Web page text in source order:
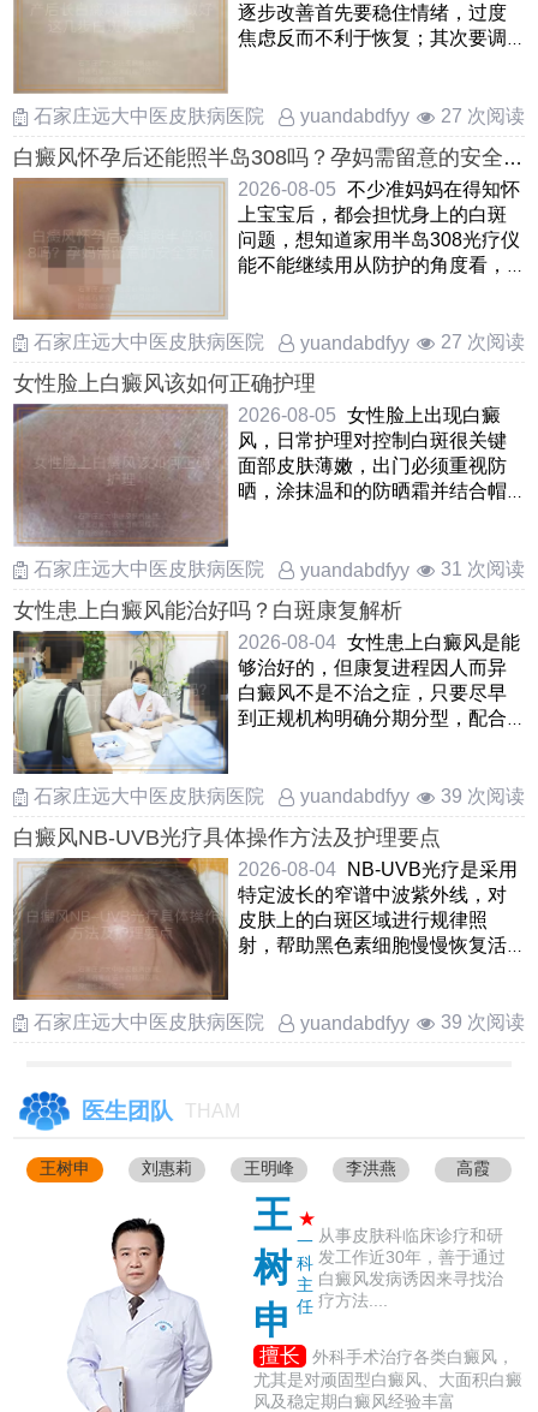
逐步改善首先要稳住情绪，过度
焦虑反而不利于恢复；其次要调
石家庄远大中医皮肤病医院
yuandabdfyy 27 次阅读
白癜风怀孕后还能照半岛308吗？孕妈需留意的安全
要点
2026-08-05 不少准妈妈在得知怀
上宝宝后，都会担忧身上的白斑
问题，想知道家用半岛308光疗仪
能不能继续用从防护的角度看，
石家庄远大中医皮肤病医院 yuandabdfyy 27 次阅读
女性脸上白癜风该如何正确护理
2026-08-05 女性脸上出现白癜
风，日常护理对控制白斑很关键
面部皮肤薄嫩，出门必须重视防
晒，涂抹温和的防晒霜并结合帽
石家庄远大中医皮肤病医院
yuandabdfyy 31 次阅读
女性患上白癜风能治好吗？白斑康复解析
2026-08-04 女性患上白癜风是能
够治好的，但康复进程因人而异
白癜风不是不治之症，只要尽早
到正规机构明确分期分型，配合
石家庄远大中医皮肤病医院
yuandabdfyy 39 次阅读
白癜风NB-UVB光疗具体操作方法及护理要点
2026-08-04
NB-UVB光疗是采用
特定波长的窄谱中波紫外线，对
皮肤上的白斑区域进行规律照
射，帮助黑色素细胞慢慢恢复活
石家庄远大中医皮肤病医院
yuandabdfyy 39 次阅读
医生团队 THAM
王树申 刘惠莉 王明峰 李洪燕 高霞
王
树
申
★
一
科
主
任
从事皮肤科临床诊疗和研
发工作近30年，善于通过
白癜风发病诱因来寻找治
疗方法....
擅长
外科手术治疗各类白癜风，
尤其是对顽固型白癜风、大面积白癜
风及稳定期白癜风经验丰富